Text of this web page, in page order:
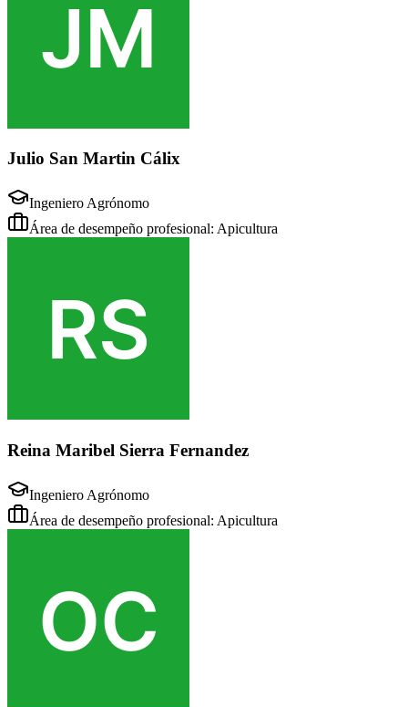
Julio San Martin Cálix
Ingeniero Agrónomo
Área de desempeño profesional: Apicultura
Reina Maribel Sierra Fernandez
Ingeniero Agrónomo
Área de desempeño profesional: Apicultura